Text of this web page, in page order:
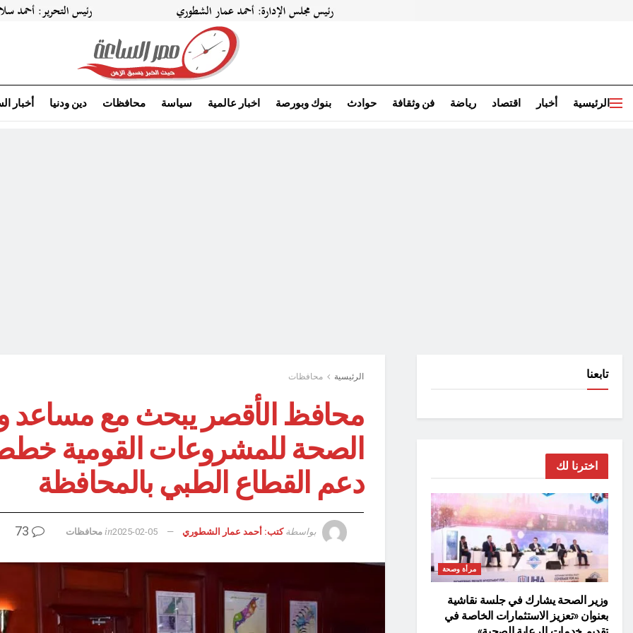
الرئيسية أخبار اقتصاد رياضة فن وثقافة حوادث بنوك وبورصة اخبار عالمية سياسة محافظات دين ودنيا أخبار
الرئيسية محافظات
محافظ الأقصر يبحث مع مساعد
الصحة للمشروعات القومية
دعم القطاع الطبي بالمحافظة
بواسطة كتب: أحمد عمار الشطوري 2025-02-05
in محافظات
تابعنا
اخترنا لك
مرأة وصحة
وزير الصحة يشارك في جلسة نقاشية
بعنوان «تعزيز الاستثمارات الخاصة في